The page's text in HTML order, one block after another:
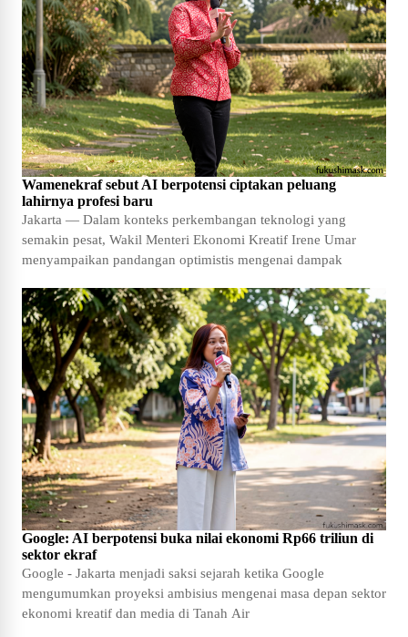
Wamenekraf sebut AI berpotensi ciptakan peluang
lahirnya profesi baru
Jakarta — Dalam konteks perkembangan teknologi yang
semakin pesat, Wakil Menteri Ekonomi Kreatif Irene Umar
menyampaikan pandangan optimistis mengenai dampak
Google: AI berpotensi buka nilai ekonomi Rp66 triliun di
sektor ekraf
Google - Jakarta menjadi saksi sejarah ketika Google
mengumumkan proyeksi ambisius mengenai masa depan sektor
ekonomi kreatif dan media di Tanah Air